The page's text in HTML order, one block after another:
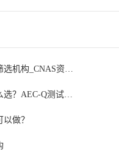
选机构_CNAS资…
选？AEC-Q测试…
做？